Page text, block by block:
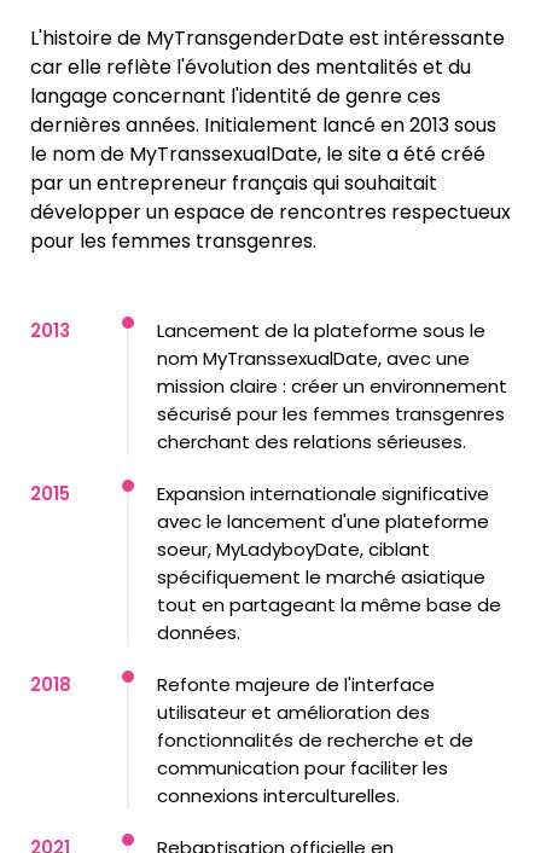
L'histoire de MyTransgenderDate est intéressante
car elle reflète l'évolution des mentalités et du
langage concernant l'identité de genre ces
dernières années. Initialement lancé en 2013 sous
le nom de MyTranssexualDate, le site a été créé
par un entrepreneur français qui souhaitait
développer un espace de rencontres respectueux
pour les femmes transgenres.
2013
Lancement de la plateforme sous le
nom MyTranssexualDate, avec une
mission claire : créer un environnement
sécurisé pour les femmes transgenres
cherchant des relations sérieuses.
2015
Expansion internationale significative
avec le lancement d'une plateforme
soeur, MyLadyboyDate, ciblant
spécifiquement le marché asiatique
tout en partageant la même base de
données.
2018
Refonte majeure de l'interface
utilisateur et amélioration des
fonctionnalités de recherche et de
communication pour faciliter les
connexions interculturelles.
2021
Rebaptisation officielle en